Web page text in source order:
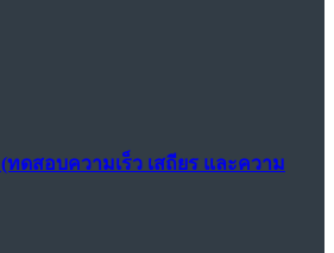
(ทดสอบความเร็ว เสถียร และความ